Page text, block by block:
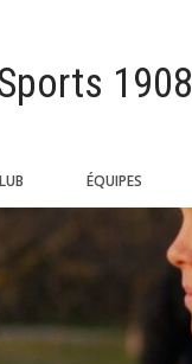
1908
ÉQUIPES